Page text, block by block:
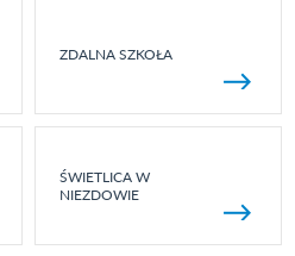
ZDALNA SZKOŁA
ŚWIETLICA W
NIEZDOWIE